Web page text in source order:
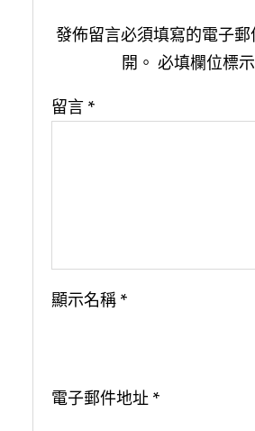
發佈留言必須填寫的電子
開。 必填欄位標
留言 *
顯示名稱 *
電子郵件地址 *